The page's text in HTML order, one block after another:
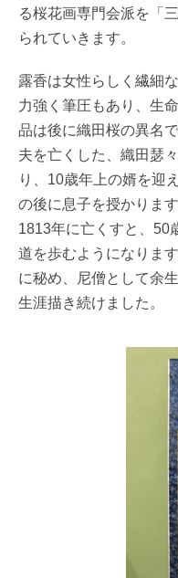
る桜花画専門会派を「
られていきます。
露香は女性らしく繊細
力強く筆圧もあり、生
品は後に織田桜の異名
夫を亡くした、織田瑟
り、10歳年上の婿を迎
の後に息子を授かりま
1813年に亡くすと、50
道を歩むようになりま
に秘め、尼僧として余
生涯描き続けました。